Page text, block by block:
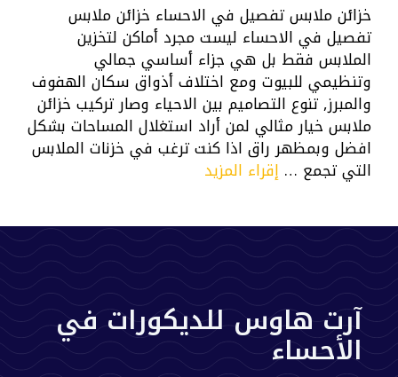
خزائن ملابس تفصيل في الاحساء خزائن ملابس
تفصيل في الاحساء ليست مجرد أماكن لتخزين
الملابس فقط بل هي جزاء أساسي جمالي
وتنظيمي للبيوت ومع اختلاف أذواق سكان الهفوف
والمبرز, تنوع التصاميم بين الاحياء وصار تركيب خزائن
ملابس خيار مثالي لمن أراد استغلال المساحات بشكل
افضل وبمظهر راق اذا كنت ترغب في خزنات الملابس
التي تجمع … إقراء المزيد
آرت هاوس للديكورات في
الأحساء